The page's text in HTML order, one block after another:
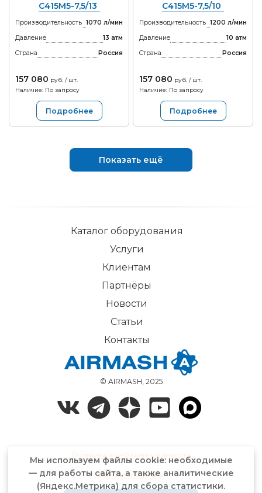
С415М5-7,5/13
Производительность 1070 л/мин
Давление
13 атм
Страна
Россия
157 080 руб. / шт.
Наличие: По запросу
Подробнее
С415М5-7,5/10
Производительность 1200 л/мин
Давление
10 атм
Страна
Россия
157 080 руб. / шт.
Наличие: По запросу
Подробнее
Показать ещё
© AIRMASH, 2025
Каталог оборудования
Услуги
Клиентам
Партнёры
Новости
Статьи
Контакты
Политика конфиденциальности
Договор-оферта
Мы используем файлы cookie: необходимые
— для работы сайта, а также аналитические
(Яндекс.Метрика) для сбора статистики.